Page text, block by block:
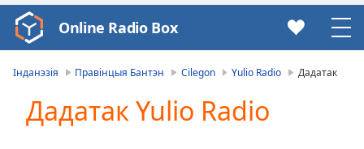
Video
Player
Video
Online Radio Box
Інданэзія Правінцыя Бантэн Cilegon Yulio Radio Дадатак
Дадатак Yulio Radio